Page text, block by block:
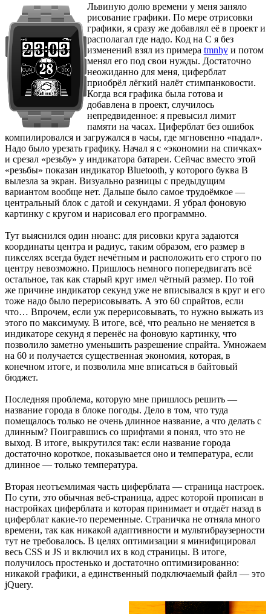
Львиную долю времени у меня заняло
рисование графики. По мере отрисовки
графики, я сразу же добавлял её в проект и
располагал где надо. Код на C я без
изменений взял из примера tmnhyи потом
менял его под свои нужды. Достаточно
неожиданно для меня, циферблат
приобрёл лёгкий налёт стимпанковости.
Когда вся графика была готова и
добавлена в проект, случилось
непредвиденное: я превысил лимит
памяти на часах. Циферблат без ошибок
компилировался и загружался в часы, где мгновенно «падал».
Надо было урезать графику. Начал я с «экономии на спичках»
и срезал «резьбу» у индикатора батареи. Сейчас вместо этой
«резьбы» показан индикатор Bluetooth, у которого буква B
вылезла за экран. Визуально разницы с предыдущим
вариантом вообще нет. Дальше было самое трудоёмкое —
центральный блок с датой и секундами. Я убрал фоновую
картинку с кругом и нарисовал его программно.
Тут выяснился один нюанс: для рисовки круга задаются
координаты центра и радиус, таким образом, его размер в
пикселях всегда будет нечётным и расположить его строго по
центру невозможно. Пришлось немного попередвигать всё
остальное, так как старый круг имел чётный размер. По той
же причине индикатор секунд уже не вписывался в круг и его
тоже надо было перерисовывать. А это 60 спрайтов, если
что… Впрочем, если уж перерисовывать, то нужно выжать из
этого по максимуму. В итоге, всё, что реально не меняется в
индикаторе секунд я перенёс на фоновую картинку, что
позволило заметно уменьшить разрешение спрайта. Умножаем
на 60 и получается существенная экономия, которая, в
конечном итоге, и позволила мне вписаться в байтовый
бюджет.
Последняя проблема, которую мне пришлось решить —
название города в блоке погоды. Дело в том, что туда
помещалось только не очень длинное название, а что делать с
длинным? Поигравшись со шрифтами я понял, что это не
выход. В итоге, выкрутился так: если название города
достаточно короткое, показывается оно и температура, если
длинное — только температура.
Вторая неотъемлимая часть циферблата — страница настроек.
По сути, это обычная веб-страница, адрес которой прописан в
настройках циферблата и которая принимает и отдаёт назад в
циферблат какие-то переменные. Страничка не отняла много
времени, так как никакой адаптивности и мультибраузерности
тут не требовалось. В целях оптимизации я минифицировал
весь CSS и JS и включил их в код страницы. В итоге,
получилось простенько и достаточно оптимизированно:
никакой графики, а единственный подключаемый файл — это
jQuery.